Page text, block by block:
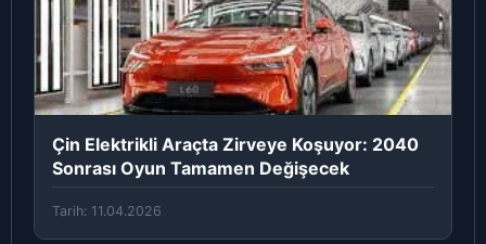
Çin Elektrikli Araçta Zirveye Koşuyor: 2040
Sonrası Oyun Tamamen Değişecek
Tarih: 11.04.2026